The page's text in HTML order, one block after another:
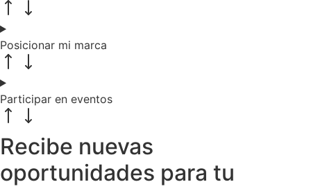
Posicionar mi marca
Participar en eventos
Recibe nuevas
oportunidades para tu